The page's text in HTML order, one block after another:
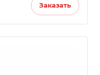
Заказать